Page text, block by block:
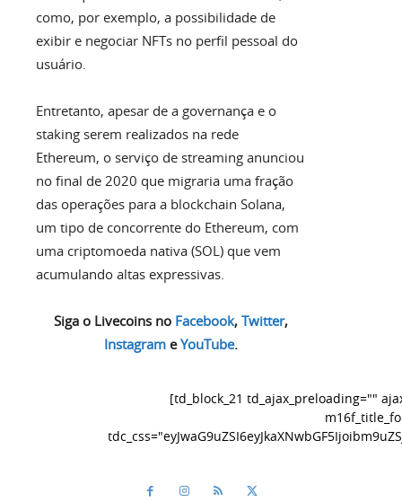
como, por exemplo, a possibilidade de
exibir e negociar NFTs no perfil pessoal do
usuário.
Entretanto, apesar de a governança e o
staking serem realizados na rede
Ethereum, o serviço de streaming anunciou
no final de 2020 que migraria uma fração
das operações para a blockchain Solana,
um tipo de concorrente do Ethereum, com
uma criptomoeda nativa (SOL) que vem
acumulando altas expressivas.
Siga o Livecoins no Facebook, Twitter,
InstagrameYouTube.
[td_block_21 td_ajax_preloading=""